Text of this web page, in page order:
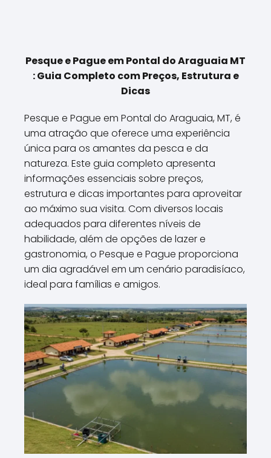
Pesque e Pague em Pontal do Araguaia MT
: Guia Completo com Preços, Estrutura e
Dicas
Pesque e Pague em Pontal do Araguaia, MT, é
uma atração que oferece uma experiência
única para os amantes da pesca e da
natureza. Este guia completo apresenta
informações essenciais sobre preços,
estrutura e dicas importantes para aproveitar
ao máximo sua visita. Com diversos locais
adequados para diferentes níveis de
habilidade, além de opções de lazer e
gastronomia, o Pesque e Pague proporciona
um dia agradável em um cenário paradisíaco,
ideal para famílias e amigos.